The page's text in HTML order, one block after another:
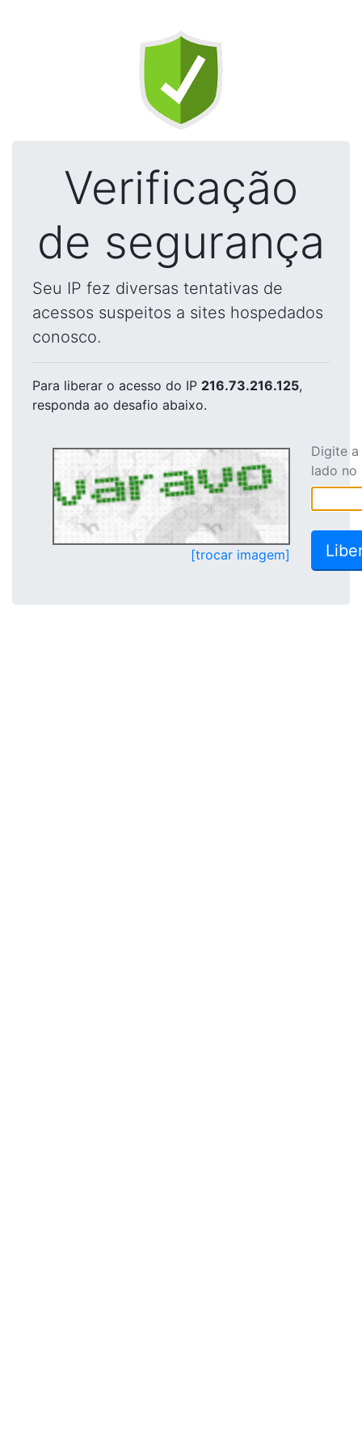
Verificação
de segurança
Seu IP fez diversas tentativas de
acessos suspeitos a sites hospedados
conosco.
Para liberar o acesso do IP 216.73.216.125,
responda ao desafio abaixo.
[trocar imagem]
Digite
lado no